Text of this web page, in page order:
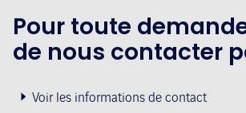
Pour toute
de nous contacter
Voir les informations de contact